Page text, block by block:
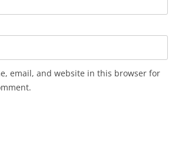
email, and website in this browser for